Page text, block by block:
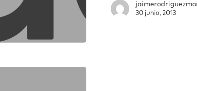
30 junio, 2013